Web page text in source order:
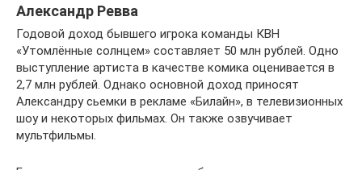
Александр Ревва
Годовой доход бывшего игрока команды КВН
«Утомлённые солнцем» составляет 50 млн рублей. Одно
выступление артиста в качестве комика оценивается в
2,7 млн рублей. Однако основной доход приносят
Александру сьемки в рекламе «Билайн», в телевизионных
шоу и некоторых фильмах. Он также озвучивает
мультфильмы.